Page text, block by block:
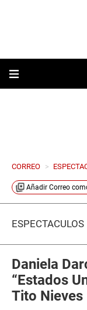
CORREO >
Añadir Correo
ESPECTÁCULOS
Daniela
“Estados
Tito Nieves